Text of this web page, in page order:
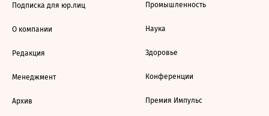
Подписка для юр.лиц
О компании
Редакция
Менеджмент
Архив
Промышленность
Наука
Здоровье
Конференции
Премия Импульс